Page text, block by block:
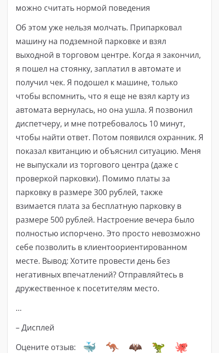
можно считать нормой поведения
Об этом уже нельзя молчать. Припарковал
машину на подземной парковке и взял
выходной в торговом центре. Когда я закончил,
я пошел на стоянку, заплатил в автомате и
получил чек. Я подошел к машине, только
чтобы вспомнить, что я еще не взял карту из
автомата вернулась, но она ушла. Я позвонил
диспетчеру, и мне потребовалось 10 минут,
чтобы найти ответ. Потом появился охранник. Я
показал квитанцию ​​и объяснил ситуацию. Меня
не выпускали из торгового центра (даже с
проверкой парковки). Помимо платы за
парковку в размере 300 рублей, также
взимается плата за бесплатную парковку в
размере 500 рублей. Настроение вечера было
полностью испорчено. Это просто невозможно
себе позволить в клиентоориентированном
месте. Вывод: Хотите провести день без
негативных впечатлений? Отправляйтесь в
дружественное к посетителям место.
…
– Дисплей
Оцените отзыв: